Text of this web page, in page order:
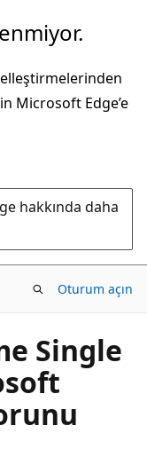
Microsoft Edge’e
hakkında daha
Oturum açın
Single